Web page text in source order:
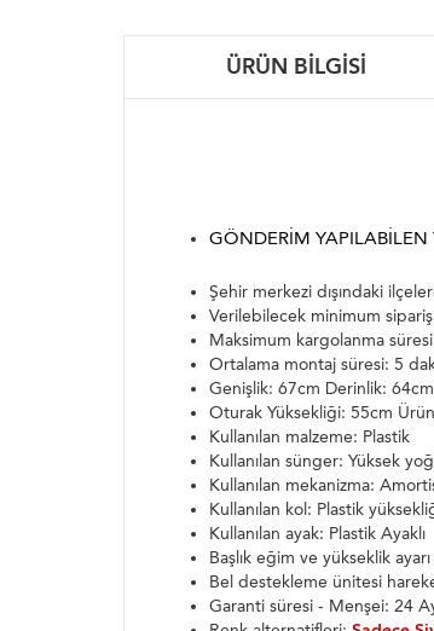
ÜRÜN BILGISI
GÖNDERIM YAPILABILEN
Şehir merkezi dışındaki
Verilebilecek minimum
Maksimum kargolanma
Ortalama montaj süresi: 5
Genişlik: 67cm Derinlik:
Oturak Yüksekliği: 55cm Ürün
Kullanılan malzeme: Plastik
Kullanılan sünger: Yüksek
Kullanılan mekanizma:
Kullanılan kol: Plastik
Kullanılan ayak: Plastik Ayaklı
Başlık eğim ve yükseklik ayarı
Bel destekleme ünitesi
Garanti süresi - Menşei: 24